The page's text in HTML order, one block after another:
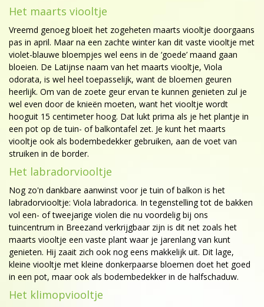
Het maarts viooltje
Vreemd genoeg bloeit het zogeheten maarts viooltje doorgaans
pas in april. Maar na een zachte winter kan dit vaste viooltje met
violet-blauwe bloempjes wel eens in de ‘goede’ maand gaan
bloeien. De Latijnse naam van het maarts viooltje, Viola
odorata, is wel heel toepasselijk, want de bloemen geuren
heerlijk. Om van de zoete geur ervan te kunnen genieten zul je
wel even door de knieën moeten, want het viooltje wordt
hooguit 15 centimeter hoog. Dat lukt prima als je het plantje in
een pot op de tuin- of balkontafel zet. Je kunt het maarts
viooltje ook als bodembedekker gebruiken, aan de voet van
struiken in de border.
Het labradorviooltje
Nog zo'n dankbare aanwinst voor je tuin of balkon is het
labradorviooltje: Viola labradorica. In tegenstelling tot de bakken
vol een- of tweejarige violen die nu voordelig bij ons
tuincentrum in Breezand verkrijgbaar zijn is dit net zoals het
maarts viooltje een vaste plant waar je jarenlang van kunt
genieten. Hij zaait zich ook nog eens makkelijk uit. Dit lage,
kleine viooltje met kleine donkerpaarse bloemen doet het goed
in een pot, maar ook als bodembedekker in de halfschaduw.
Het klimopviooltje